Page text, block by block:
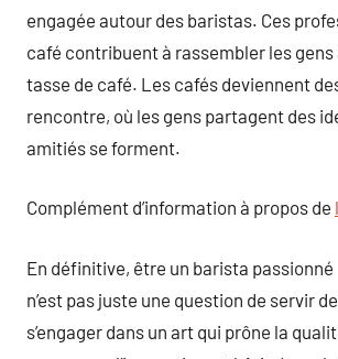
engagée autour des baristas. Ces
café contribuent à rassembler les gens
tasse de café. Les cafés deviennent
rencontre, où les gens partagent des
amitiés se forment.
Complément d’information à propos de
En définitive, être un barista passionné
n’est pas juste une question de servir
s’engager dans un art qui prône la